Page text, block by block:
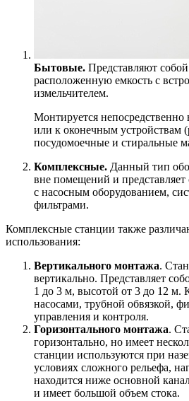
Бытовые. Представляют
расположенную емкость с
измельчителем.
Монтируется непосредственно
или к оконечным устройствам
посудомоечные и стиральные
Комплексные. Данный тип
вне помещений и
с насосным оборудованием,
фильтрами.
Комплексные станции также
использования:
Вертикального монтажа.
вертикально. Представляет
1 до 3 м, высотой от 3 до 12 м.
насосами, трубной обвязкой,
управления и контроля.
Горизонтального монтажа.
горизонтально, но имеет
станции используются при
условиях сложного рельефа,
находится ниже основной
и имеет большой объем стока.